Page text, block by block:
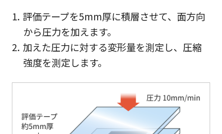
評価テープを5mm厚に積層させて、面方向
から圧力を加えます。
加えた圧力に対する変形量を測定し、圧縮
強度を測定します。